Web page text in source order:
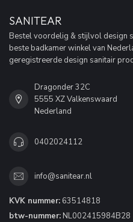
SANITEAR
Bestel voordelig & stijlvol design
beste badkamer winkel van
geregistreerde design sanitair
Dragonder 32C
5555 XZ Valkenswaard
Nederland
0402024112
info@sanitear.nl
KVK nummer: 63514818
btw-nummer: NL002415984B28